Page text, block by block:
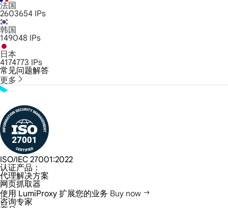
法国
2603654 IPs
韩国
149048 IPs
日本
4174773 IPs
常见问题解答
更多
ISO/IEC 27001:2022
认证产品：
代理解决方案
网页抓取器
使用 LumiProxy 扩展您的业务 Buy now
咨询专家